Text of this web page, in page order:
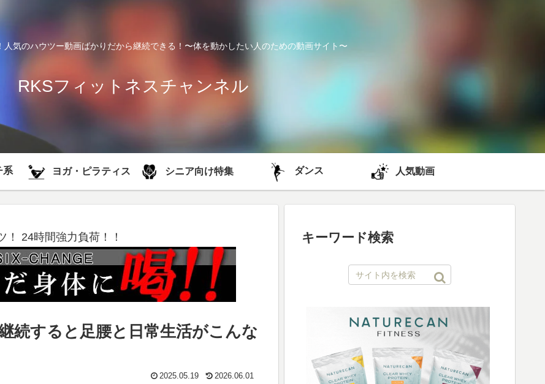
人気のハウツー動画ばかりだから継続できる！〜体を動かしたい人のための動画サイト〜
RKSフィットネスチャンネル
系 ヨガ・ピラティス シニア向け特集 ダンス 人気動画
！ 24時間強力負荷！！
続すると足腰と日常生活がこんな
2025.05.19 2026.06.01
キーワード検索